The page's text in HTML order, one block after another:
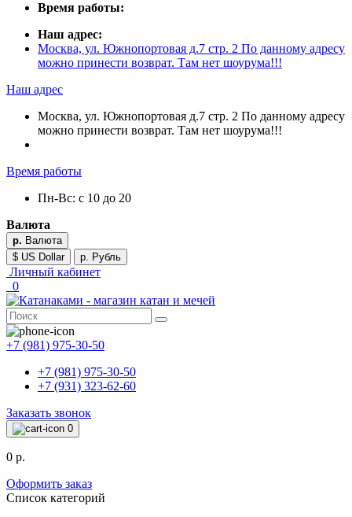
Время работы:
Наш адрес:
Москва, ул. Южнопортовая д.7 стр. 2 По данному адресу
можно принести возврат. Там нет шоурума!!!
Наш адрес
Москва, ул. Южнопортовая д.7 стр. 2 По данному адресу
можно принести возврат. Там нет шоурума!!!
Время работы
Пн-Вс: с 10 до 20
Валюта
р. Валюта
$ US Dollar
р. Рубль
Личный кабинет
0
+7 (981) 975-30-50
+7 (981) 975-30-50
+7 (931) 323-62-60
Заказать звонок
0
0 р.
Оформить заказ
Список категорий